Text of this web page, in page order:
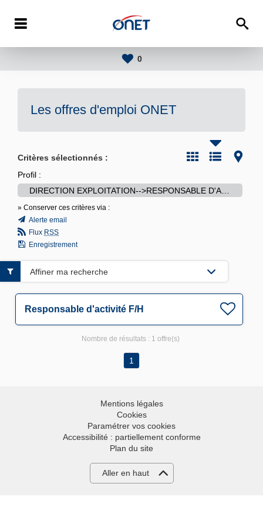
0
Les offres d'emploi ONET
Critères sélectionnés :
Profil :
» Conserver ces critères via :
Alerte email
Flux RSS
Enregistrement
Responsable d'activité F/H
Affiner ma recherche
Nombre de résultats : 1 offre(s)
1
Mentions légales
Cookies
Paramétrer vos cookies
Accessibilité : partiellement conforme
Plan du site
Aller en haut